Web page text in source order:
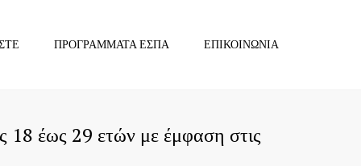
ΠΡΟΓΡΆΜΜΑΤΑ ΕΣΠΑ ΕΠΙΚΟΙΝΩΝΊΑ
18 έως 29 ετών με έμφαση στις